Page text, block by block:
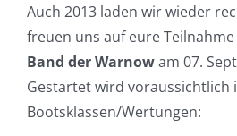
Auch 2013 laden wir wieder
freuen uns auf eure
Band der Warnowam 07.
Gestartet wird voraussichtlich
Bootsklassen/Wertungen: